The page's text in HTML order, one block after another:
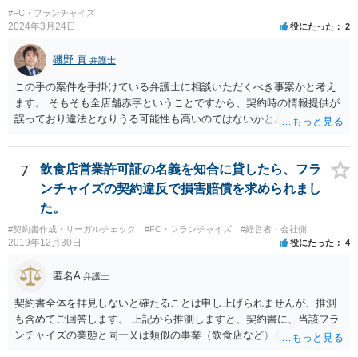
#FC・フランチャイズ
2024年3月24日 役にたった 2
磯野 真 弁護士
この手の案件を手掛けている弁護士に相談いただくべき事案かと考え
ます。 そもそも全店舗赤字ということですから、契約時の情報提供が
誤っており違法となりうる可能性も高いのではないかと思われます。
らから本部に対して請求をしていくことも検討すべきかと考えます。
7
飲食店営業許可証の名義を知合に貸したら、フラ
ンチャイズの契約違反で損害賠償を求められまし
た。
#契約書作成・リーガルチェック #FC・フランチャイズ #経営者・会社側
2019年12月30日 役にたった 4
匿名A 弁護士
契約書全体を拝見しないと確たることは申し上げられませんが、推測
も含めてご回答します。 上記から推測しますと、契約書に、当該フラ
ンチャイズの業態と同一又は類似の事業（飲食店など）を行ってはな